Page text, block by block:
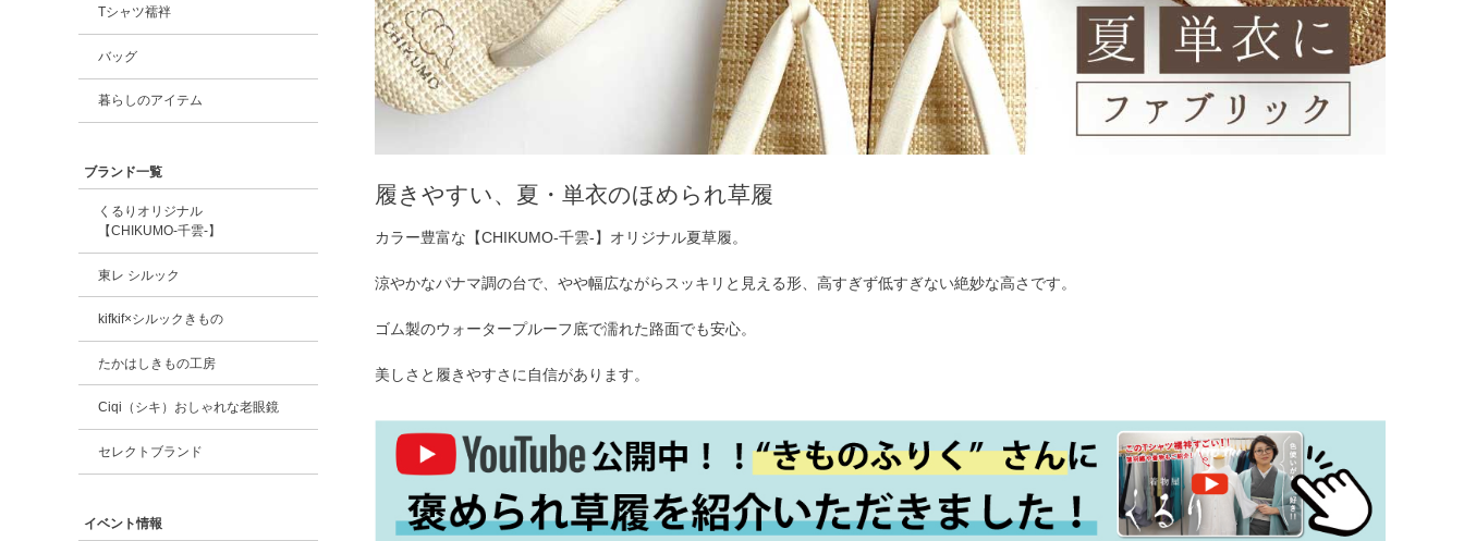
Tシャツ襦袢
バッグ
暮らしのアイテム
ブランド一覧
くるりオリジナル
【CHIKUMO-千雲-】
東レ シルック
kifkif×シルックきもの
たかはしきもの工房
Ciqi（シキ）おしゃれな老眼鏡
セレクトブランド
イベント情報
履きやすい、夏・単衣のほめられ草履
カラー豊富な【CHIKUMO-千雲-】オリジナル夏草履。
涼やかなパナマ調の台で、やや幅広ながらスッキリと見える形、高すぎず低すぎない絶妙な高さです。
ゴム製のウォータープルーフ底で濡れた路面でも安心。
美しさと履きやすさに自信があります。